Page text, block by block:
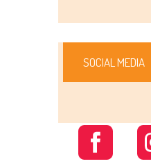
SOCIAL MEDIA